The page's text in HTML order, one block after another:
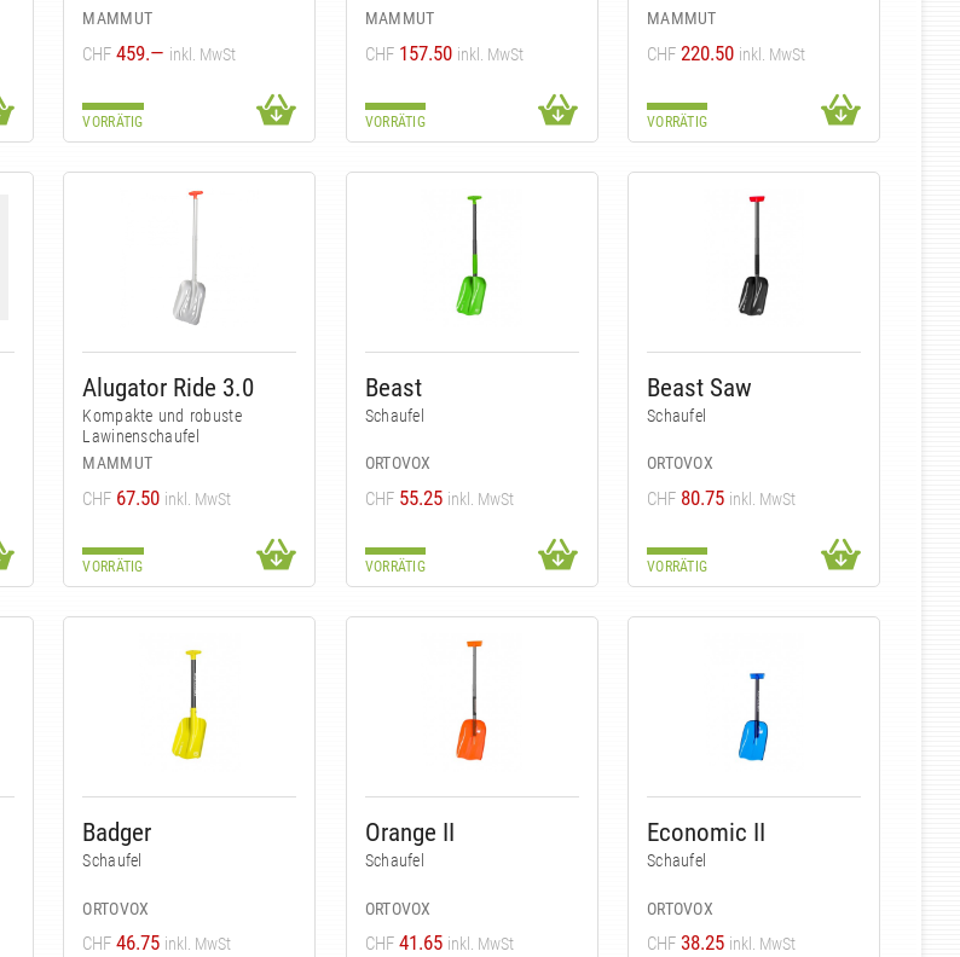
MAMMUT
CHF 459.— inkl. MwSt
VORRÄTIG
MAMMUT
CHF 157.50 inkl. MwSt
VORRÄTIG
MAMMUT
CHF 220.50 inkl. MwSt
VORRÄTIG
Alugator Ride 3.0
Kompakte und robuste
Lawinenschaufel
MAMMUT
CHF 67.50 inkl. MwSt
VORRÄTIG
Beast
Schaufel
ORTOVOX
CHF 55.25 inkl. MwSt
VORRÄTIG
Beast Saw
Schaufel
ORTOVOX
CHF 80.75 inkl. MwSt
VORRÄTIG
Badger
Schaufel
ORTOVOX
CHF 46.75 inkl. MwSt
Orange II
Schaufel
ORTOVOX
CHF 41.65 inkl. MwSt
Economic II
Schaufel
ORTOVOX
CHF 38.25 inkl. MwSt